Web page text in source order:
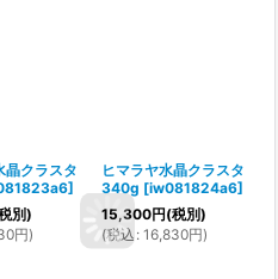
晶クラスタ
]
別)
円)
ヒマラヤ水晶クラスタ
340g [iw081824a6]
15,300円(税別)
(税込 : 16,830円)